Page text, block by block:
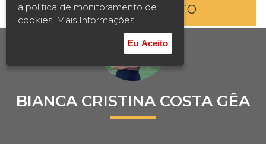
2ª Graduação
Transferência
Reingresso
Prouni
ENTRE EM CONTATO
BIANCA CRISTINA COSTA GÊA
a política de monitoramento de
cookies. Mais Informações
Eu Aceito